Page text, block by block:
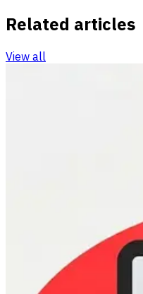
Related articles
View all